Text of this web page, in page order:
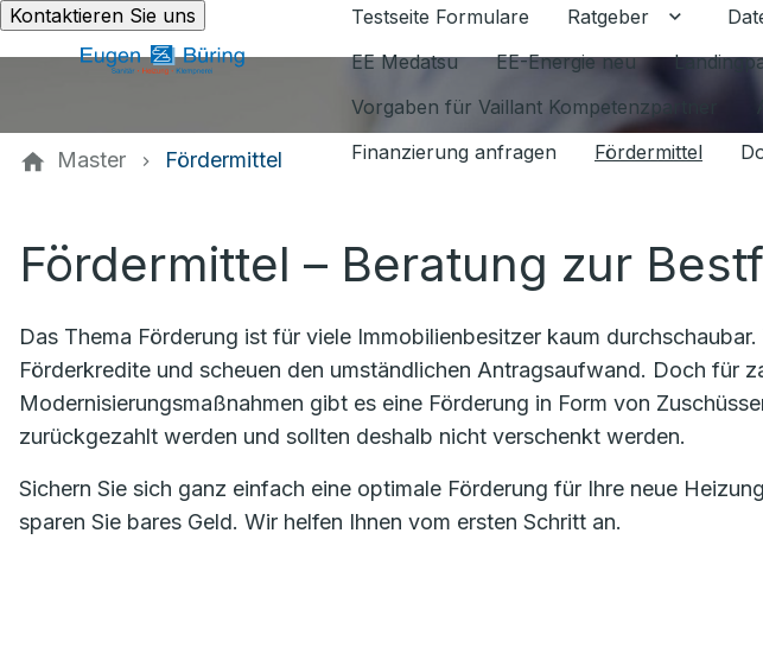
Kontaktieren Sie uns Testseite Formulare Ratgeber
EE Medatsu
EE-Energie neu
Vorgaben für Vaillant Kompetenzpartner
Finanzierung anfragen
Fördermittel
Master Fördermittel
Fördermittel – Beratung zur
Das Thema Förderung ist für viele Immobilienbesitzer kaum
Förderkredite und scheuen den umständlichen Antragsaufwand. Doch für
Modernisierungsmaßnahmen gibt es eine Förderung in Form von
zurückgezahlt werden und sollten deshalb nicht verschenkt werden.
Sichern Sie sich ganz einfach eine optimale Förderung für Ihre neue
sparen Sie bares Geld. Wir helfen Ihnen vom ersten Schritt an.